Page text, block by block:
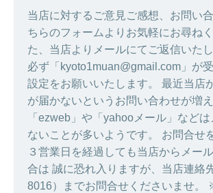
当店に対するご意見ご感想、お問い
ちらのフォームよりお気軽にお尋ね
た、当店よりメールにてご返信いたし
必ず「kyoto1muan@gmail.com」が
設定をお願いいたします。 最近当店
が届かないというお問い合わせが増え
「ezweb」や「yahooメール」など
ないことが多いようです。 お問合せ
３営業日を経過しても当店からメー
合は 誠に恐れ入りますが、当店連絡
8016）までお問合せくださいませ。